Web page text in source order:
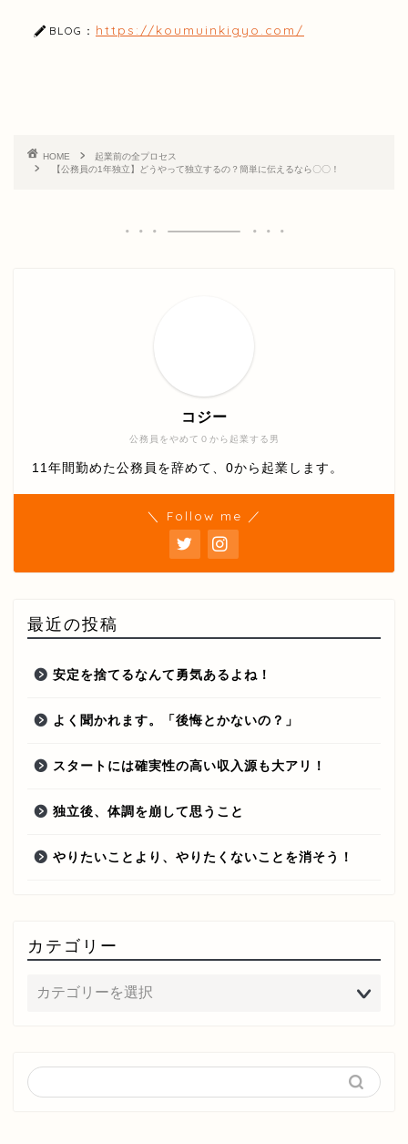
BLOG： https://koumuinkigyo.com/
HOME
起業前の全プロセス
【公務員の1年独立】どうやって独立するの？簡単に伝えるなら〇〇！
公務員をやめて０から起業する男
コジー
11年間勤めた公務員を辞めて、0から起業します。
＼ Follow me ／
最近の投稿
安定を捨てるなんて勇気あるよね！
よく聞かれます。「後悔とかないの？」
スタートには確実性の高い収入源も大アリ！
独立後、体調を崩して思うこと
やりたいことより、やりたくないことを消そう！
カテゴリー